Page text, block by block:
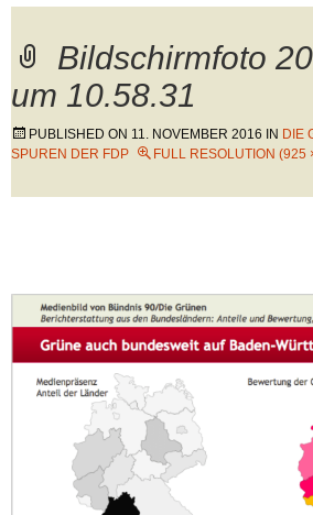
Bildschirmfoto
um 10.58.31
PUBLISHED ON 11. NOVEMBER 2016 IN DIE
SPUREN DER FDP
FULL RESOLUTION (925